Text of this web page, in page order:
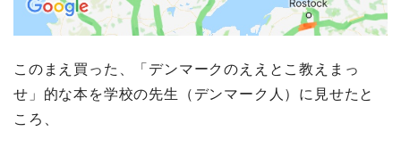
このまえ買った、「デンマークのええとこ教えまっ
せ」的な本を学校の先生（デンマーク人）に見せたと
ころ、